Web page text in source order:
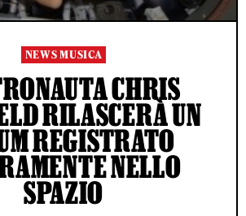
NEWS MUSICA
CHRIS
RILASCERÀ UN
REGISTRATO
NELLO
SPAZIO